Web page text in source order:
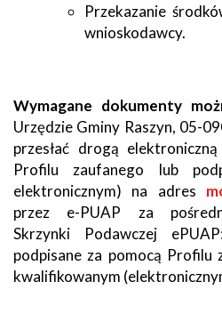
Przekazanie
wnioskodawcy.
Wymagane dokumenty
Urzędzie Gminy Raszyn, 05-
przesłać drogą
Profilu zaufanego lub
elektronicznym) na adres
przez e-PUAP za
Skrzynki Podawczej
podpisane za pomocą Profilu
kwalifikowanym